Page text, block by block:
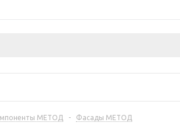
МЕТОД - Фасады МЕТОД